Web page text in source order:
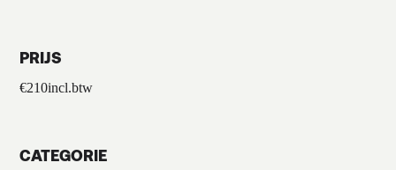
PRIJS
€210incl.btw
CATEGORIE